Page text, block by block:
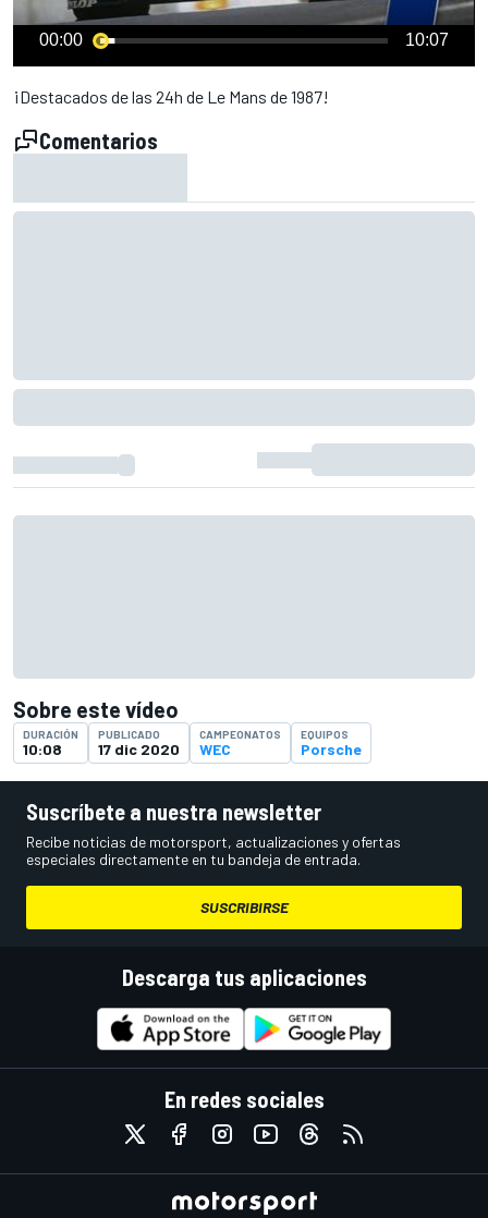
00:00 10:07
¡Destacados de las 24h de Le Mans de 1987!
Comentarios
Sobre este vídeo
DURACIÓN
10:08
PUBLICADO
17 dic 2020
CAMPEONATOS
WEC
EQUIPOS
Porsche
Suscríbete a nuestra newsletter
Recibe noticias de motorsport, actualizaciones y ofertas
especiales directamente en tu bandeja de entrada.
SUSCRIBIRSE
Descarga tus aplicaciones
En redes sociales